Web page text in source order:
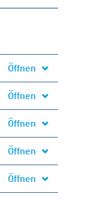
Öffnen
Öffnen
Öffnen
Öffnen
Öffnen